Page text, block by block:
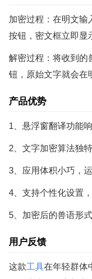
加密过程：在明文输
按钮，密文框立即显
解密过程：将收到的
钮，原始文字就会在
产品优势
1、悬浮窗翻译功能
2、文字加密算法独
3、应用体积小巧，
4、支持个性化设置
5、加密后的兽语形
用户反馈
这款工具在年轻群体